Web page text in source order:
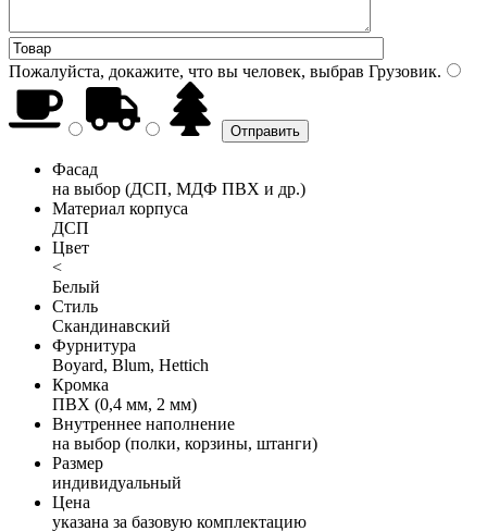
Пожалуйста, докажите, что вы человек, выбрав Грузовик.
Фасад
на выбор (ДСП, МДФ ПВХ и др.)
Материал корпуса
ДСП
Цвет
<
Белый
Стиль
Скандинавский
Фурнитура
Boyard, Blum, Hettich
Кромка
ПВХ (0,4 мм, 2 мм)
Внутреннее наполнение
на выбор (полки, корзины, штанги)
Размер
индивидуальный
Цена
указана за базовую комплектацию